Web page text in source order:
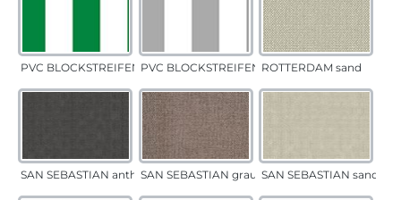
PVC BLOCKSTREIFEN grünPVC BLOCKSTREIFEN grauROTTERDAM sand
SAN SEBASTIAN anthrazitSAN SEBASTIAN grau-sandSAN SEBASTIAN sand